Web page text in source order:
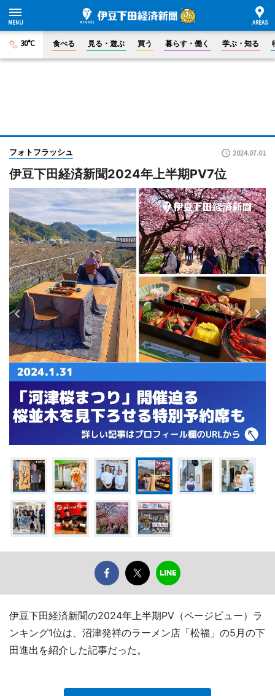
30°C 食べる 見る・遊ぶ 買う 暮らす・働く 学ぶ・知る
フォトフラッシュ 2024.07.01
伊豆下田経済新聞2024年上半期PV7位
伊豆下田経済新聞の2024年上半期PV（ページビュー）ラ
ンキング1位は、沼津発祥のラーメン店「松福」の5月の下
田進出を紹介した記事だった。